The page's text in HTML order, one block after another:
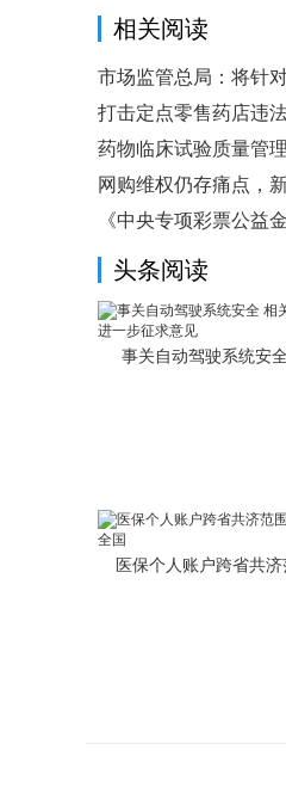
相关阅读
市场监管总局：将针
打击定点零售药店违
药物临床试验质量管
网购维权仍存痛点，
力
《中央专项彩票公益
头条阅读
事关自动驾驶系统安
医保个人账户跨省共济